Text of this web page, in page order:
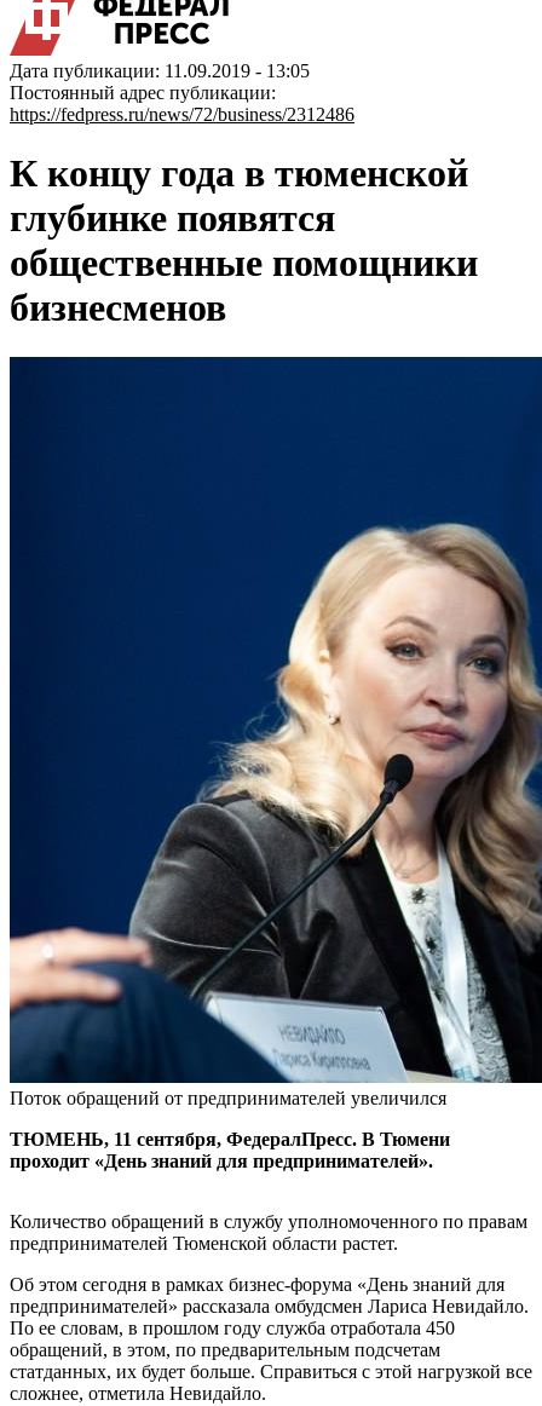
Дата публикации: 11.09.2019 - 13:05
Постоянный адрес публикации:
https://fedpress.ru/news/72/business/2312486
К концу года в тюменской
глубинке появятся
общественные помощники
бизнесменов
Поток обращений от предпринимателей увеличился
ТЮМЕНЬ, 11 сентября, ФедералПресс. В Тюмени
проходит «День знаний для предпринимателей».
Количество обращений в службу уполномоченного по правам
предпринимателей Тюменской области растет.
Об этом сегодня в рамках бизнес-форума «День знаний для
предпринимателей» рассказала омбудсмен Лариса Невидайло.
По ее словам, в прошлом году служба отработала 450
обращений, в этом, по предварительным подсчетам
статданных, их будет больше. Справиться с этой нагрузкой все
сложнее, отметила Невидайло.